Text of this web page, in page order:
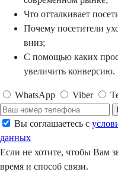
Что отталкивает
Почему посетители
вниз;
С помощью каких
увеличить конверсию.
WhatsApp Viber
Вы соглашаетесь с
данных
Если не хотите, чтобы Вам
время и способ связи.